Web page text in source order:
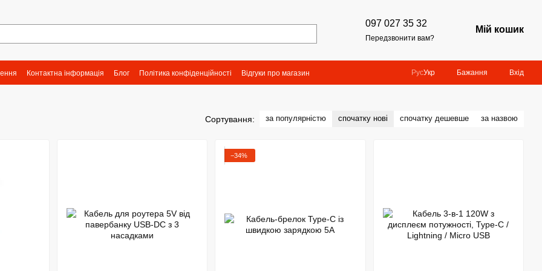
097 027 35 32
Передзвонити вам?
Мій кошик
Контактна інформація Блог Політика конфіденційності Відгуки про магазин РусУкр Бажання Вхід
Сортування: за популярністю спочатку нові спочатку дешевше за назвою
−34%